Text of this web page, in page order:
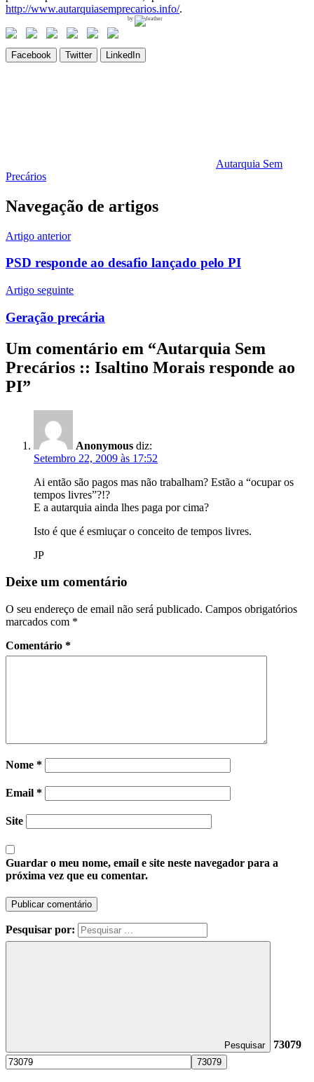
http://www.autarquiasemprecarios.info/.
by
Facebook Twitter LinkedIn
Autarquia Sem
Precários
Navegação de artigos
Artigo anterior
PSD responde ao desafio lançado pelo PI
Artigo seguinte
Geração precária
Um comentário em “Autarquia Sem
Precários :: Isaltino Morais responde ao
PI”
Anonymous diz:
Setembro 22, 2009 às 17:52
Ai então são pagos mas não trabalham? Estão a “ocupar os
tempos livres”?!?
E a autarquia ainda lhes paga por cima?
Isto é que é esmiuçar o conceito de tempos livres.
JP
Deixe um comentário
O seu endereço de email não será publicado. Campos obrigatórios
marcados com *
Comentário *
Nome *
Email *
Site
Guardar o meu nome, email e site neste navegador para a
próxima vez que eu comentar.
Pesquisar por:
Pesquisar 73079